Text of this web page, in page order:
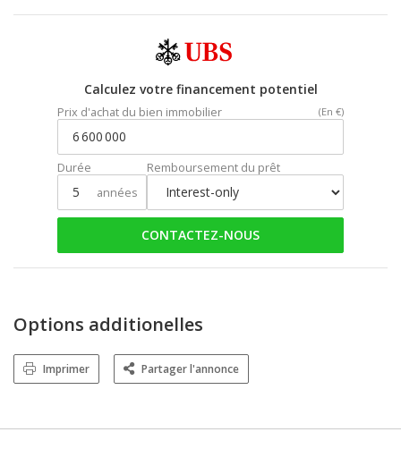
Calculez votre financement potentiel
Prix d'achat du bien immobilier (En €)
Durée
années
Remboursement du prêt
CONTACTEZ-NOUS
Options additionelles
Imprimer Partager l'annonce